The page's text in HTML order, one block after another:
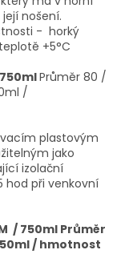
nošení.
- horký
+5°C
750mlPrůměr 80 /
/
plastovým
jako
izolační
hod při venkovní
/ 750ml Průměr
/ hmotnost